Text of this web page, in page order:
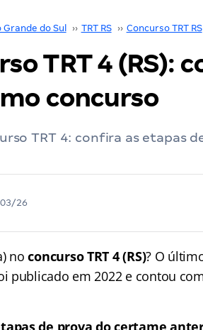
Grande do Sul ›› TRT RS ›› Concurso TRT RS
TRT 4 (RS):
concurso
TRT 4: confira as etapas
26
noconcurso TRT 4 (RS)? O
publicado em 2022 e contou
de prova do certame